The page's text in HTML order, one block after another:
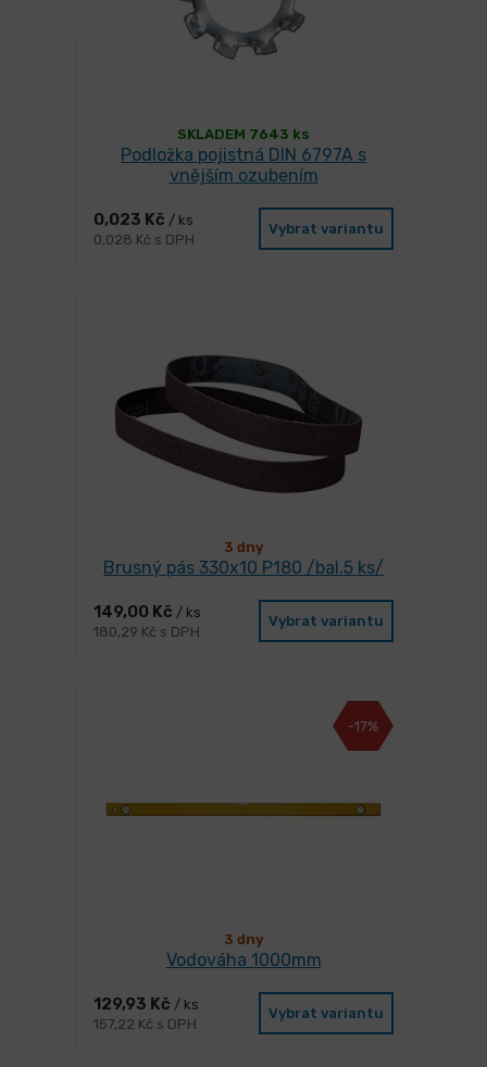
SKLADEM 7643 ks
Podložka pojistná DIN 6797A s
vnějším ozubením
0,023 Kč / ks
0,028 Kč s DPH
Vybrat variantu
3 dny
Brusný pás 330x10 P180 /bal.5 ks/
149,00 Kč / ks
180,29 Kč s DPH
Vybrat variantu
-17%
3 dny
Vodováha 1000mm
129,93 Kč / ks
157,22 Kč s DPH
Vybrat variantu